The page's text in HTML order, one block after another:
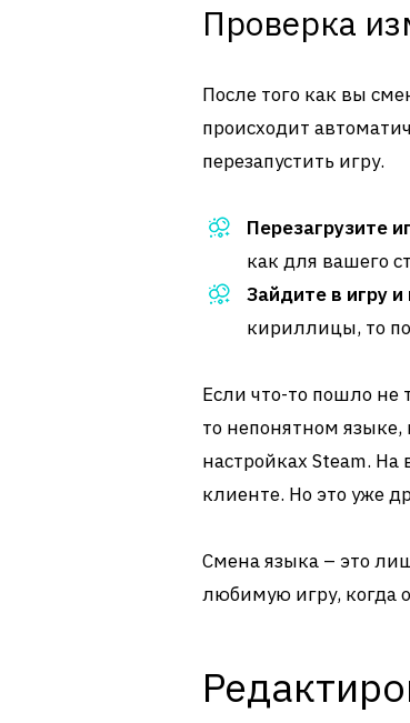
Проверка
После того как вы
происходит
перезапустить игру.
Перезагрузите
как для вашего
Зайдите в игру
кириллицы, то
Если что-то пошло
то непонятном
настройках Steam.
клиенте. Но это уже
Смена языка – это
любимую игру, когда